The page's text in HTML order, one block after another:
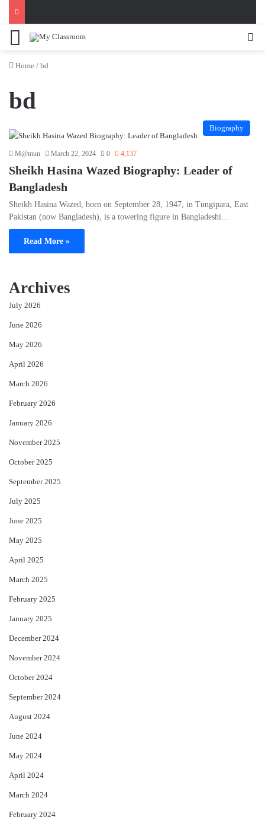
Menu
Home / bd
bd
Biography
M@mun March 22, 2024 0 4,137
Sheikh Hasina Wazed Biography: Leader of
Bangladesh
Sheikh Hasina Wazed, born on September 28, 1947, in Tungipara, East
Pakistan (now Bangladesh), is a towering figure in Bangladeshi…
Read More »
Archives
July 2026
June 2026
May 2026
April 2026
March 2026
February 2026
January 2026
November 2025
October 2025
September 2025
July 2025
June 2025
May 2025
April 2025
March 2025
February 2025
January 2025
December 2024
November 2024
October 2024
September 2024
August 2024
June 2024
May 2024
April 2024
March 2024
February 2024